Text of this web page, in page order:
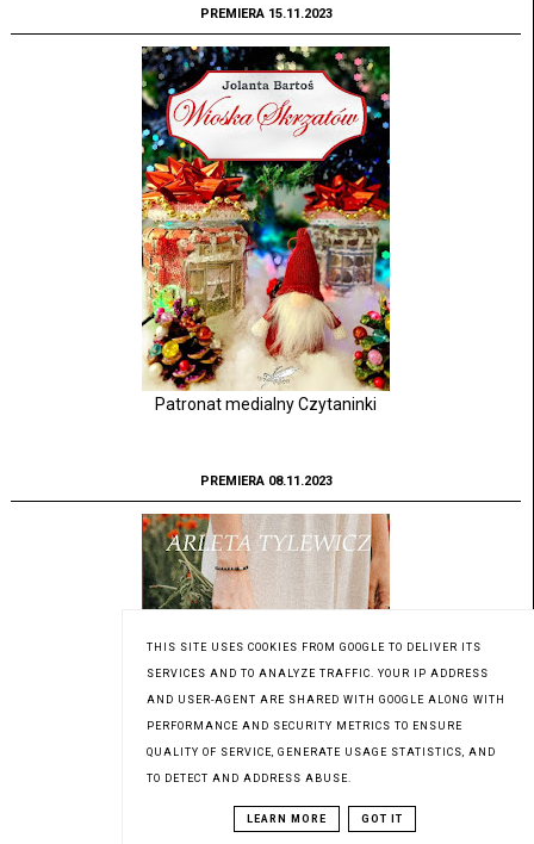
PREMIERA 15.11.2023
Patronat medialny Czytaninki
PREMIERA 08.11.2023
THIS SITE USES COOKIES FROM GOOGLE TO DELIVER ITS
SERVICES AND TO ANALYZE TRAFFIC. YOUR IP ADDRESS
AND USER-AGENT ARE SHARED WITH GOOGLE ALONG WITH
PERFORMANCE AND SECURITY METRICS TO ENSURE
QUALITY OF SERVICE, GENERATE USAGE STATISTICS, AND
TO DETECT AND ADDRESS ABUSE.
LEARN MORE GOT IT